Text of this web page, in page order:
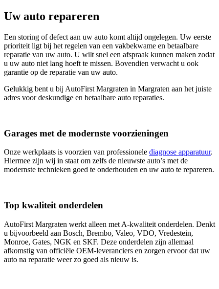
Uw auto repareren
Een storing of defect aan uw auto komt altijd ongelegen. Uw eerste
prioriteit ligt bij het regelen van een vakbekwame en betaalbare
reparatie van uw auto. U wilt snel een afspraak kunnen maken zodat
u uw auto niet lang hoeft te missen. Bovendien verwacht u ook
garantie op de reparatie van uw auto.
Gelukkig bent u bij AutoFirst Margraten in Margraten aan het juiste
adres voor deskundige en betaalbare auto reparaties.
Garages met de modernste voorzieningen
Onze werkplaats is voorzien van professionele diagnose apparatuur.
Hiermee zijn wij in staat om zelfs de nieuwste auto’s met de
modernste technieken goed te onderhouden en uw auto te repareren.
Top kwaliteit onderdelen
AutoFirst Margraten werkt alleen met A-kwaliteit onderdelen. Denkt
u bijvoorbeeld aan Bosch, Brembo, Valeo, VDO, Vredestein,
Monroe, Gates, NGK en SKF. Deze onderdelen zijn allemaal
afkomstig van officiële OEM-leveranciers en zorgen ervoor dat uw
auto na reparatie weer zo goed als nieuw is.